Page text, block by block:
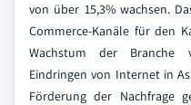
von über 15,3% wachsen.
Commerce-Kanäle für den
Wachstum der Branche
Eindringen von Internet in
Förderung der Nachfrage